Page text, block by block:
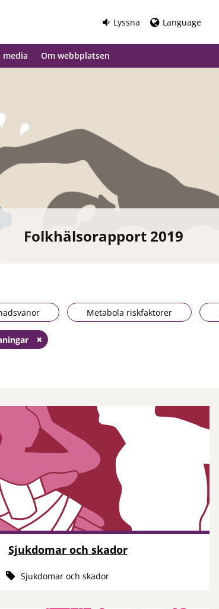
Lyssna Language
media Om webbplatsen
Folkhälsorapport 2019
Metabola riskfaktorer
Sjukdomar och skador
Sjukdomar och skador